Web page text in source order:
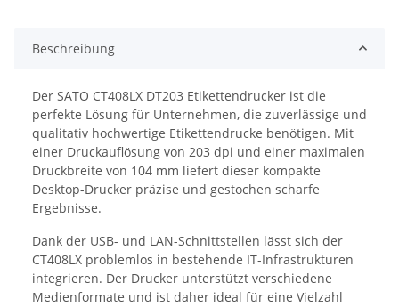
Beschreibung
Der SATO CT408LX DT203 Etikettendrucker ist die
perfekte Lösung für Unternehmen, die zuverlässige und
qualitativ hochwertige Etikettendrucke benötigen. Mit
einer Druckauflösung von 203 dpi und einer maximalen
Druckbreite von 104 mm liefert dieser kompakte
Desktop-Drucker präzise und gestochen scharfe
Ergebnisse.
Dank der USB- und LAN-Schnittstellen lässt sich der
CT408LX problemlos in bestehende IT-Infrastrukturen
integrieren. Der Drucker unterstützt verschiedene
Medienformate und ist daher ideal für eine Vielzahl